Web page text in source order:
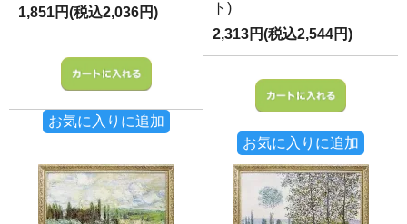
1,851円(税込2,036円)
お気に入りに追加
ト)
2,313円(税込2,544円)
お気に入りに追加